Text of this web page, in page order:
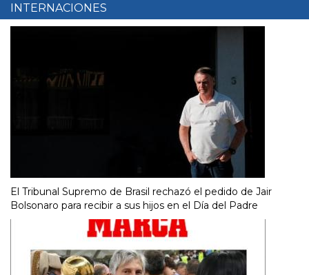
INTERNACIONES
El Tribunal Supremo de Brasil rechazó el pedido de Jair
Bolsonaro para recibir a sus hijos en el Día del Padre